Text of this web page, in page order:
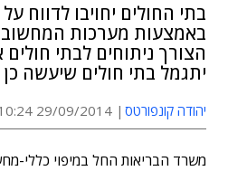
בתי החולים יחויבו לדווח
באמצעות מערכות
הצורך ניתוחים לבתי
יתגמל בתי חולים שיעשה כן
יהודה קונפורטס 29/09/2014 10:24
משרד הבריאות החל במיפוי כללי-